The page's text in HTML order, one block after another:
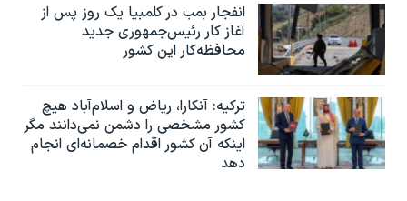
انفجار بمب‌‌ در کلمبیا یک روز پس از
آغاز کار رئیس‌جمهوری جدید
محافظه‌کار این کشور
ترکیه: آنکارا، ریاض و اسلام‌آباد هیچ
کشور مشخصی را دشمن نمی‌دانند مگر
اینکه آن کشور اقدام خصمانه‌ای انجام
دهد